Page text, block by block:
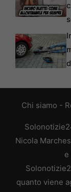
Chi siamo -
Nicola
e
quanto viene